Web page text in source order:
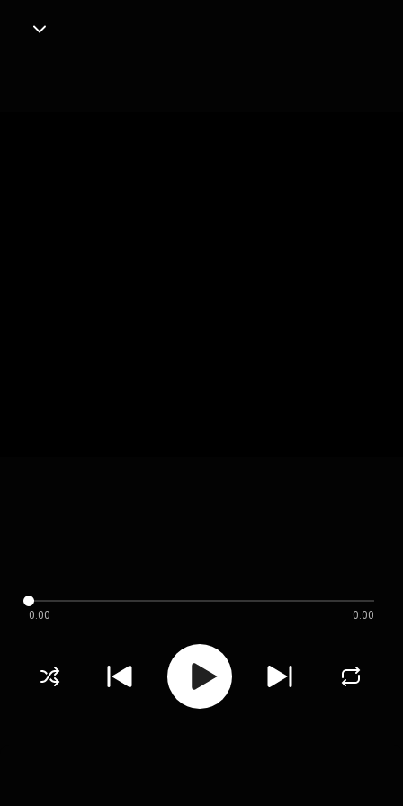
0:00 0:00